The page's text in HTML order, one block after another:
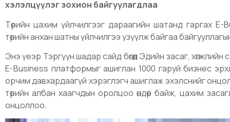
хэлэлцүүлэг зохион байгуулагдлаа
Төрийн цахим үйлчилгээг дараагийн шатанд гаргах
төрийн анхан шатны үйлчилгээ үзүүлж байгаа
Энэ үеэр Тэргүүн шадар сайд бөгөөд Эдийн засаг, хөгжлийн
E-Business платформыг ашиглан 1000 гаруй бизнес
орчим давхардаагүй хэрэглэгч ашиглаж эхэлснийг
төрийн албан хаагчдын оролцоо өндөр байж, цахим
онцоллоо.